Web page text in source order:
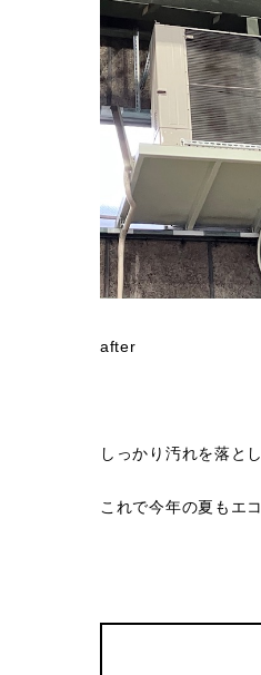
after
しっかり汚れを落と
これで今年の夏もエ